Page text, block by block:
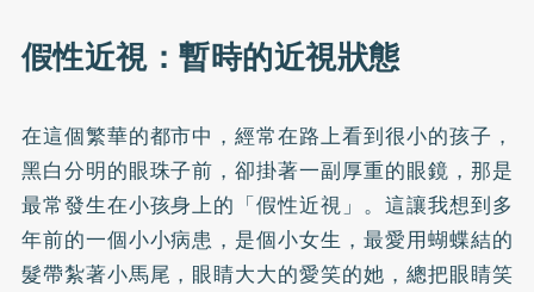
假性近視：暫時的近視狀態
在這個繁華的都市中，經常在路上看到很小的孩子，
黑白分明的眼珠子前，卻掛著一副厚重的眼鏡，那是
最常發生在小孩身上的「假性近視」。這讓我想到多
年前的一個小小病患，是個小女生，最愛用蝴蝶結的
髮帶紮著小馬尾，眼睛大大的愛笑的她，總把眼睛笑